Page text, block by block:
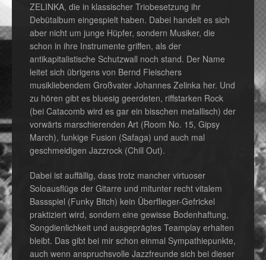
ZELINKA, die in klassischer Triobesetzung ihr
Debütalbum eingespielt haben. Dabei handelt es sich
aber nicht um junge Hüpfer, sondern Musiker, die
schon in ihre Instrumente griffen, als der
antikapitalistische Schutzwall noch stand. Der Name
leitet sich übrigens von Bernd Fleischers
musikliebendem Großvater Johannes Zelinka her. Und
zu hören gibt es bluesig geerdeten, riffstarken Rock
(bei Catacomb wird es gar ein bisschen metallisch) der
vorwärts marschierenden Art (Room No. 15, Gipsy
March), funkige Fusion (Safaga) und auch mal
geschmeidigen Jazzrock (Chill Out).
Dabei ist auffällig, dass trotz mancher virtuoser
Soloausflüge der Gitarre und mitunter recht vitalem
Bassspiel (Funky Bitch) kein Überflieger-Gefrickel
praktiziert wird, sondern eine gewisse Bodenhaftung,
Songdienlichkeit und ausgeprägtes Teamplay erhalten
bleibt. Das gibt bei mir schon einmal Sympathiepunkte,
auch wenn anspruchsvolle Jazzfreunde sich bei dieser